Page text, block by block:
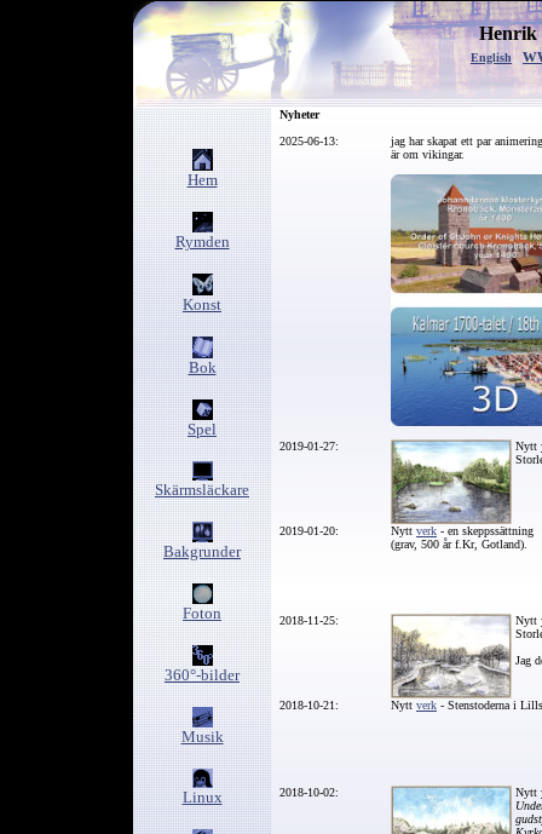
Henrik
English
Hem
Rymden
Konst
Bok
Spel
Skärmsläckare
Bakgrunder
Foton
360°-bilder
Musik
Linux
Nyheter
2025-06-13:
jag har skapat ett par
är om vikingar.
2019-01-27: Nytt
2019-01-20: Nytt verk - en skeppssättning
(grav, 500 år f.Kr, Gotland).
2018-11-25: Nytt
Jag
2018-10-21: Nytt verk - Stenstoderna i
2018-10-02: Nytt